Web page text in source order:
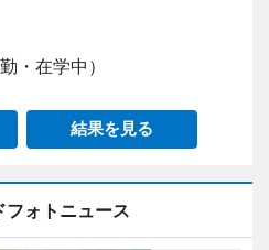
・在学中）
結果を見る
フォトニュース